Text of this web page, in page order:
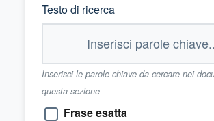
Testo di ricerca
Inserisci le parole chiave da cercare nei
questa sezione
Frase esatta